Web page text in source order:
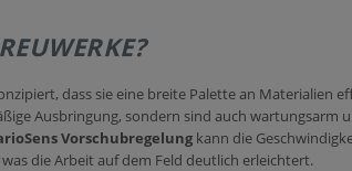
dass sie eine breite Palette an Materialien
Ausbringung, sondern sind auch wartungsarm
Vorschubregelung kann die
die Arbeit auf dem Feld deutlich erleichtert.